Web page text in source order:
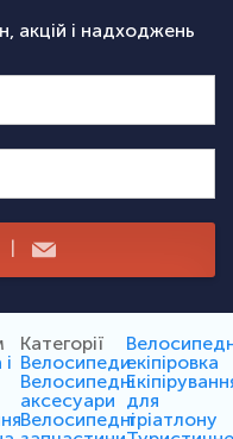
акцій і надходжень
|
Категорії
Велосипеди
Велосипедні
аксесуари
Велосипедні
екіпіровка
для
тріатлону